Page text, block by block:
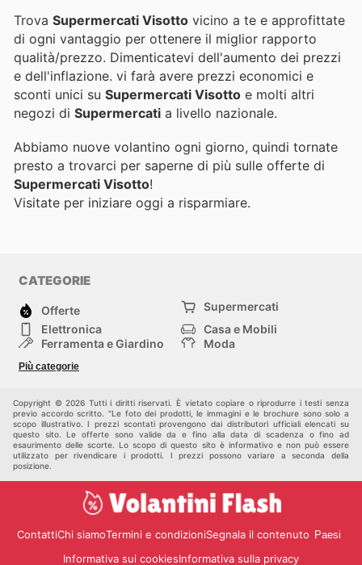
Trova Supermercati Visotto vicino a te e approfittate
di ogni vantaggio per ottenere il miglior rapporto
qualità/prezzo. Dimenticatevi dell'aumento dei prezzi
e dell'inflazione. vi farà avere prezzi economici e
sconti unici su Supermercati Visotto e molti altri
negozi di Supermercati a livello nazionale.
Abbiamo nuove volantino ogni giorno, quindi tornate
presto a trovarci per saperne di più sulle offerte di
Supermercati Visotto!
Visitate per iniziare oggi a risparmiare.
CATEGORIE
Offerte
Supermercati
Elettronica
Casa e Mobili
Ferramenta e Giardino
Moda
Bambini e Neonati
Più categorie
Copyright © 2026 Tutti i diritti riservati. È vietato copiare o riprodurre i testi senza
previo accordo scritto. "Le foto dei prodotti, le immagini e le brochure sono solo a
scopo illustrativo. I prezzi scontati provengono dai distributori ufficiali elencati su
questo sito. Le offerte sono valide da e fino alla data di scadenza o fino ad
esaurimento delle scorte. Lo scopo di questo sito è informativo e non può essere
utilizzato per rivendicare i prodotti. I prezzi possono variare a seconda della
posizione.
ContattiChi siamoTermini e condizioniSegnala il contenuto Paesi
Informativa sui cookiesInformativa sulla privacy